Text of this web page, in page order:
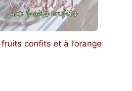
confits et à l’orange